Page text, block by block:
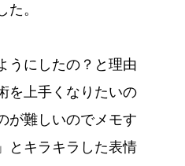
た。
うにしたの？と理由
を上手くなりたいの
が難しいのでメモす
とキラキラした表情